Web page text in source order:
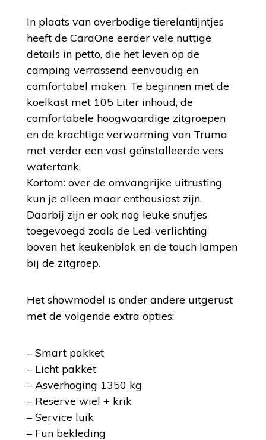
In plaats van overbodige tierelantijntjes
heeft de CaraOne eerder vele nuttige
details in petto, die het leven op de
camping verrassend eenvoudig en
comfortabel maken. Te beginnen met de
koelkast met 105 Liter inhoud, de
comfortabele hoogwaardige zitgroepen
en de krachtige verwarming van Truma
met verder een vast geïnstalleerde vers
watertank.
Kortom: over de omvangrijke uitrusting
kun je alleen maar enthousiast zijn.
Daarbij zijn er ook nog leuke snufjes
toegevoegd zoals de Led-verlichting
boven het keukenblok en de touch lampen
bij de zitgroep.
Het showmodel is onder andere uitgerust
met de volgende extra opties:
– Smart pakket
– Licht pakket
– Asverhoging 1350 kg
– Reserve wiel + krik
– Service luik
– Fun bekleding